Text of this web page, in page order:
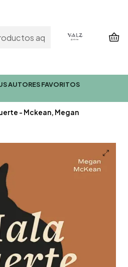
AUTORES FAVORITOS
- Mckean, Megan